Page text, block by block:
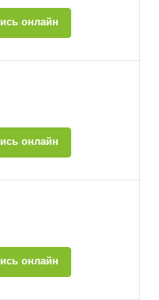
онлайн
онлайн
онлайн